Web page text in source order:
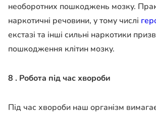
необоротних пошкоджень мозку.
наркотичні речовини, у тому числі
екстазі та інші сильні наркотики
пошкодження клітин мозку.
8 . Робота під час хвороби
Під час хвороби наш організм вимагає